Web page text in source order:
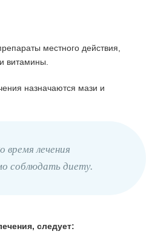
местного действия,
витамины.
назначаются мази и
лечения
соблюдать диету.
следует: